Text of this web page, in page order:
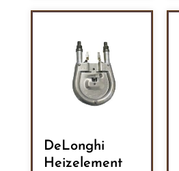
DeLonghi
Heizelement